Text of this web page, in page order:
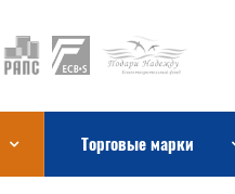
Торговые марки